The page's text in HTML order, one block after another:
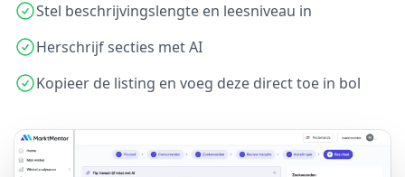
Stel beschrijvingslengte en leesniveau in
Herschrijf secties met AI
Kopieer de listing en voeg deze direct toe in bol